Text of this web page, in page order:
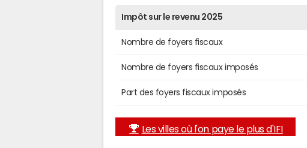
Impôt sur le revenu 2025
Nombre de foyers fiscaux
Nombre de foyers fiscaux imposés
Part des foyers fiscaux imposés
Les villes où l'on paye le plus d'IFI